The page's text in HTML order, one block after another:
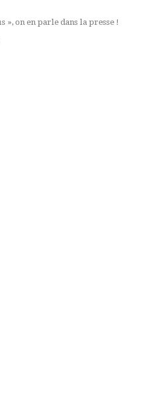
on en parle dans la presse !